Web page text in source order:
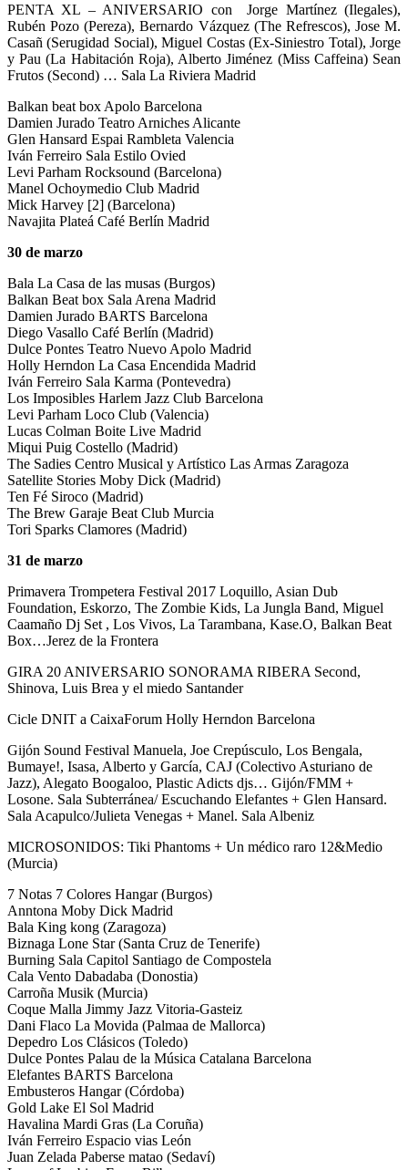
PENTA XL – ANIVERSARIO con Jorge Martínez (Ilegales),
Rubén Pozo (Pereza), Bernardo Vázquez (The Refrescos), Jose M.
Casañ (Serugidad Social), Miguel Costas (Ex-Siniestro Total), Jorge
y Pau (La Habitación Roja), Alberto Jiménez (Miss Caffeina) Sean
Frutos (Second) … Sala La Riviera Madrid
Balkan beat box Apolo Barcelona
Damien Jurado Teatro Arniches Alicante
Glen Hansard Espai Rambleta Valencia
Iván Ferreiro Sala Estilo Ovied
Levi Parham Rocksound (Barcelona)
Manel Ochoymedio Club Madrid
Mick Harvey [2] (Barcelona)
Navajita Plateá Café Berlín Madrid
30 de marzo
Bala La Casa de las musas (Burgos)
Balkan Beat box Sala Arena Madrid
Damien Jurado BARTS Barcelona
Diego Vasallo Café Berlín (Madrid)
Dulce Pontes Teatro Nuevo Apolo Madrid
Holly Herndon La Casa Encendida Madrid
Iván Ferreiro Sala Karma (Pontevedra)
Los Imposibles Harlem Jazz Club Barcelona
Levi Parham Loco Club (Valencia)
Lucas Colman Boite Live Madrid
Miqui Puig Costello (Madrid)
The Sadies Centro Musical y Artístico Las Armas Zaragoza
Satellite Stories Moby Dick (Madrid)
Ten Fé Siroco (Madrid)
The Brew Garaje Beat Club Murcia
Tori Sparks Clamores (Madrid)
31 de marzo
Primavera Trompetera Festival 2017 Loquillo, Asian Dub
Foundation, Eskorzo, The Zombie Kids, La Jungla Band, Miguel
Caamaño Dj Set , Los Vivos, La Tarambana, Kase.O, Balkan Beat
Box…Jerez de la Frontera
GIRA 20 ANIVERSARIO SONORAMA RIBERA Second,
Shinova, Luis Brea y el miedo Santander
Cicle DNIT a CaixaForum Holly Herndon Barcelona
Gijón Sound Festival Manuela, Joe Crepúsculo, Los Bengala,
Bumaye!, Isasa, Alberto y García, CAJ (Colectivo Asturiano de
Jazz), Alegato Boogaloo, Plastic Adicts djs… Gijón/FMM +
Losone. Sala Subterránea/ Escuchando Elefantes + Glen Hansard.
Sala Acapulco/Julieta Venegas + Manel. Sala Albeniz
MICROSONIDOS: Tiki Phantoms + Un médico raro 12&Medio
(Murcia)
7 Notas 7 Colores Hangar (Burgos)
Anntona Moby Dick Madrid
Bala King kong (Zaragoza)
Biznaga Lone Star (Santa Cruz de Tenerife)
Burning Sala Capitol Santiago de Compostela
Cala Vento Dabadaba (Donostia)
Carroña Musik (Murcia)
Coque Malla Jimmy Jazz Vitoria-Gasteiz
Dani Flaco La Movida (Palmaa de Mallorca)
Depedro Los Clásicos (Toledo)
Dulce Pontes Palau de la Música Catalana Barcelona
Elefantes BARTS Barcelona
Embusteros Hangar (Córdoba)
Gold Lake El Sol Madrid
Havalina Mardi Gras (La Coruña)
Iván Ferreiro Espacio vias León
Juan Zelada Paberse matao (Sedaví)